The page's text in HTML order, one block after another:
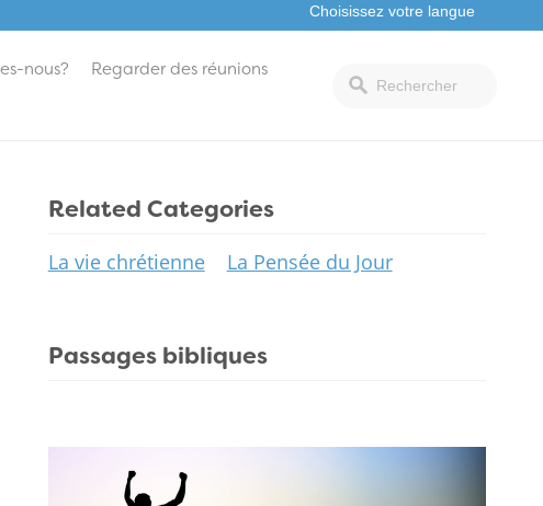
nous?
Regarder des réunions
Related Categories
La vie chrétienne La Pensée du Jour
Passages bibliques